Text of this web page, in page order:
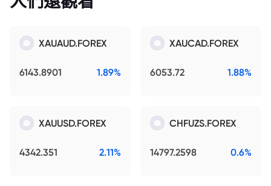
XAUAUD.FOREX
6143.8901 1.89%
XAUCAD.FOREX
6053.72 1.88%
XAUUSD.FOREX
4342.351 2.11%
CHFUZS.FOREX
14797.2598 0.6%